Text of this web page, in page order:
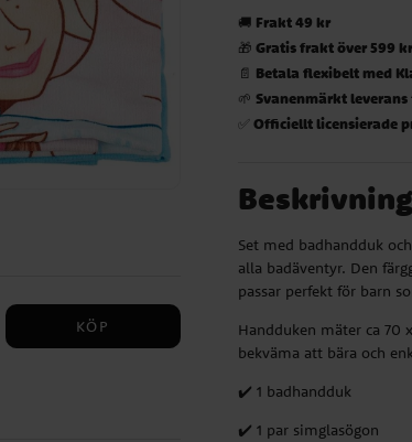
KÖP
🚚 Frakt 49 kr
🎁Gratis frakt över 599 kr
📄 Betala flexibelt med
🌱Svanenmärkt leverans
✅Officiellt licensierade
Beskrivning
Set med badhandduk
alla badäventyr. Den
passar perfekt för barn
Handduken mäter ca 70
bekväma att bära och
✔️ 1 badhandduk
✔️ 1 par simglasögon